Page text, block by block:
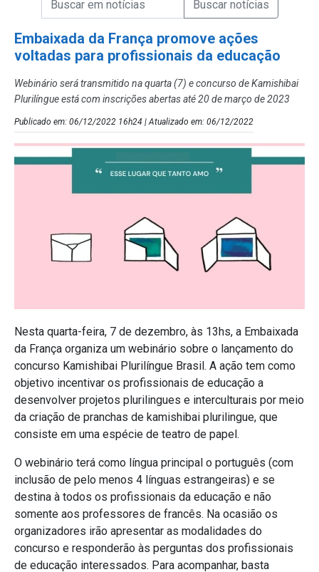
Embaixada da França promove ações
voltadas para profissionais da educação
Webinário será transmitido na quarta (7) e concurso de Kamishibai
Plurilíngue está com inscrições abertas até 20 de março de 2023
Publicado em: 06/12/2022 16h24 | Atualizado em: 06/12/2022
Nesta quarta-feira, 7 de dezembro, às 13hs, a Embaixada
da França organiza um webinário sobre o lançamento do
concurso Kamishibai Plurilíngue Brasil. A ação tem como
objetivo incentivar os profissionais de educação a
desenvolver projetos plurilingues e interculturais por meio
da criação de pranchas de kamishibai plurilingue, que
consiste em uma espécie de teatro de papel.
O webinário terá como língua principal o português (com
inclusão de pelo menos 4 línguas estrangeiras) e se
destina à todos os profissionais da educação e não
somente aos professores de francês. Na ocasião os
organizadores irão apresentar as modalidades do
concurso e responderão às perguntas dos profissionais
de educação interessados. Para acompanhar, basta